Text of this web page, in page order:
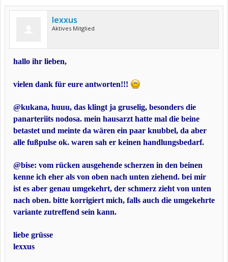
lexxus
Aktives Mitglied
hallo ihr lieben,
vielen dank für eure antworten!!!
@kukana, huuu, das klingt ja gruselig, besonders die
panarteriits nodosa. mein hausarzt hatte mal die beine
betastet und meinte da wären ein paar knubbel, da aber
alle fußpulse ok. waren sah er keinen handlungsbedarf.
@bise: vom rücken ausgehende scherzen in den beinen
kenne ich eher als von oben nach unten ziehend. bei mir
ist es aber genau umgekehrt, der schmerz zieht von unten
nach oben. bitte korrigiert mich, falls auch die umgekehrte
variante zutreffend sein kann.
liebe grüsse
lexxus